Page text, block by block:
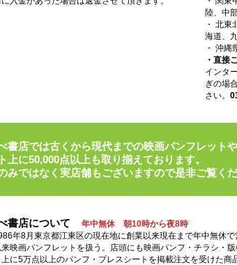
陸、中
・ 北
海道、
・ 沖縄
・直接
インタ
ぎの場
さい。
書店では古くから現代までの映画パンフレット
上に50,000点以上も取り揃えております。
みではなく実店舗もございますので是非ご覧く
書店について
年中無休 朝10時から夜8時
年8月東京都江東区の現在地に創業以来現在まで年中無休
映画パンフレットを扱う。店頭にも映画パンフ・チラシ・
上に5万点以上のパンフ・プレスシートを掲載注文を受けた商